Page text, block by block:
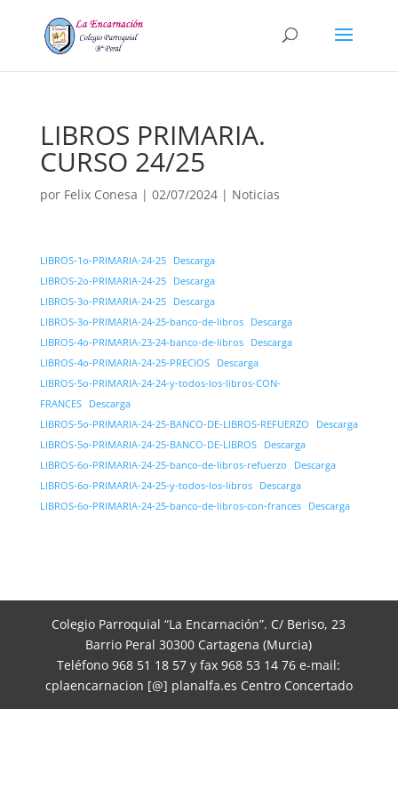
LIBROS PRIMARIA.
CURSO 24/25
por Felix Conesa | 02/07/2024| Noticias
LIBROS-1o-PRIMARIA-24-25
Descarga
LIBROS-2o-PRIMARIA-24-25
Descarga
LIBROS-3o-PRIMARIA-24-25
Descarga
LIBROS-3o-PRIMARIA-24-25-banco-de-libros
Descarga
LIBROS-4o-PRIMARIA-23-24-banco-de-libros
Descarga
LIBROS-4o-PRIMARIA-24-25-PRECIOS
Descarga
LIBROS-5o-PRIMARIA-24-24-y-todos-los-libros-CON-
FRANCES
Descarga
LIBROS-5o-PRIMARIA-24-25-BANCO-DE-LIBROS-REFUERZO
Descarga
LIBROS-5o-PRIMARIA-24-25-BANCO-DE-LIBROS
Descarga
LIBROS-6o-PRIMARIA-24-25-banco-de-libros-refuerzo
Descarga
LIBROS-6o-PRIMARIA-24-25-y-todos-los-libros
Descarga
LIBROS-6o-PRIMARIA-24-25-banco-de-libros-con-frances
Descarga
Colegio Parroquial “La Encarnación”. C/ Beriso, 23
Barrio Peral 30300 Cartagena (Murcia)
Teléfono 968 51 18 57 y fax 968 53 14 76 e-mail:
cplaencarnacion [@] planalfa.es Centro Concertado